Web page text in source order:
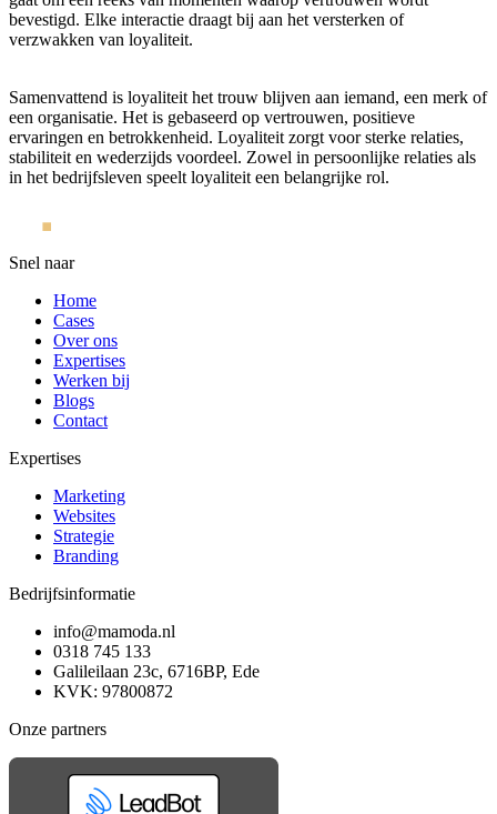
bevestigd. Elke interactie draagt bij aan het versterken of
verzwakken van loyaliteit.
Samenvattend is loyaliteit het trouw blijven aan iemand, een merk of
een organisatie. Het is gebaseerd op vertrouwen, positieve
ervaringen en betrokkenheid. Loyaliteit zorgt voor sterke relaties,
stabiliteit en wederzijds voordeel. Zowel in persoonlijke relaties als
in het bedrijfsleven speelt loyaliteit een belangrijke rol.
Snel naar
Home
Cases
Over ons
Expertises
Werken bij
Blogs
Contact
Expertises
Marketing
Websites
Strategie
Branding
Bedrijfsinformatie
info@mamoda.nl
0318 745 133
Galileilaan 23c, 6716BP, Ede
KVK: 97800872
Onze partners